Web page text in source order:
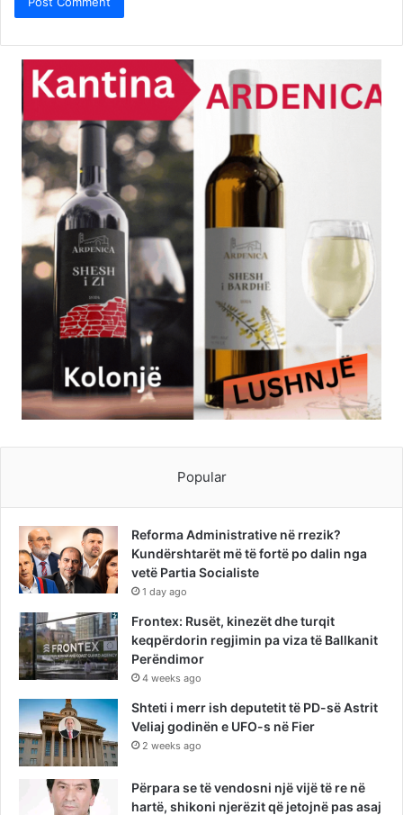
Popular
Reforma Administrative në rrezik?
Kundërshtarët më të fortë po dalin nga
vetë Partia Socialiste
1 day ago
Frontex: Rusët, kinezët dhe turqit
keqpërdorin regjimin pa viza të Ballkanit
Perëndimor
4 weeks ago
Shteti i merr ish deputetit të PD-së Astrit
Veliaj godinën e UFO-s në Fier
2 weeks ago
Përpara se të vendosni një vijë të re në
hartë, shikoni njerëzit që jetojnë pas asaj